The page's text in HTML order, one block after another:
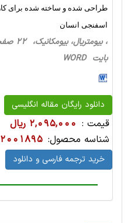
طراحی شده و ساخته شده برای
اسفنجی انسان
بایت WORD
دانلود رایگان مقاله انگلیسی
قیمت : 2,095,000 ریال
شناسه محصول: 2001895
خرید ترجمه فارسی و دانلود